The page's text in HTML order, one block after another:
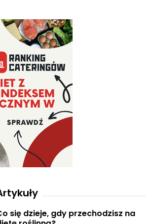
się dzieje, gdy przechodzisz na